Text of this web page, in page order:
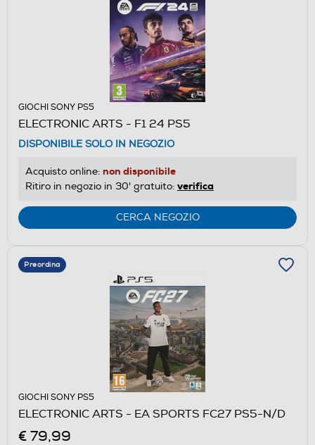
GIOCHI SONY PS5
ELECTRONIC ARTS - F1 24 PS5
DISPONIBILE SOLO IN NEGOZIO
Acquisto online: non disponibile
Ritiro in negozio in 30' gratuito: verifica
CERCA NEGOZIO
Preordina
GIOCHI SONY PS5
ELECTRONIC ARTS - EA SPORTS FC27 PS5-N/D
€ 79,99